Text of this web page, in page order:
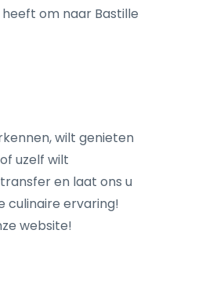
om naar Bastille
wilt genieten
uzelf wilt
en laat ons u
culinaire ervaring!
website!